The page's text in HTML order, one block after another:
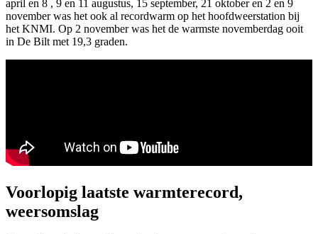
april en 8 , 9 en 11 augustus, 15 september, 21 oktoberen 2 en 9
novemberwas het ook al recordwarm op het hoofdweerstation bij
het KNMI. Op 2 november was het de warmste novemberdag ooit
in De Bilt met 19,3 graden.
Voorlopig laatste warmterecord,
weersomslag